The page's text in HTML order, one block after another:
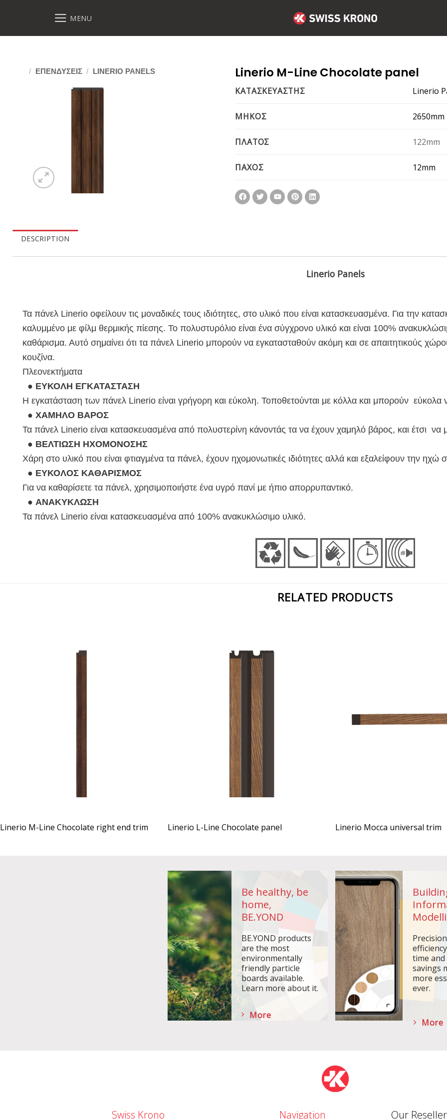
MENU
/ ΕΠΕΝΔΥΣΕΙΣ / LINERIO PANELS Linerio M-Line Chocolate panel
ΚΑΤΑΣΚΕΥΑΣΤΗΣ Linerio
ΜΗΚΟΣ 2650mm
ΠΛΑΤΟΣ 122mm
ΠΑΧΟΣ 12mm
DESCRIPTION
Linerio Panels
Τα πάνελ Linerio οφείλουν τις μοναδικές τους ιδιότητες, στο υλικό που είναι κατασκευασμένα. Για την
καλυμμένο με φίλμ θερμικής πίεσης. Το πολυστυρόλιο είναι ένα σύγχρονο υλικό και είναι 100%
καθάρισμα. Αυτό σημαίνει ότι τα πάνελ Linerio μπορούν να εγκατασταθούν ακόμη και σε απαιτητικούς
κουζίνα.
Πλεονεκτήματα
● ΕΥΚΟΛΗ ΕΓΚΑΤΑΣΤΑΣΗ
Η εγκατάσταση των πάνελ Linerio είναι γρήγορη και εύκολη. Τοποθετούνται με κόλλα και μπορούν
● ΧΑΜΗΛΟ ΒΑΡΟΣ
Τα πάνελ Linerio είναι κατασκευασμένα από πολυστερίνη κάνοντάς τα να έχουν χαμηλό βάρος, και έτσι να
● ΒΕΛΤΙΩΣΗ ΗΧΟΜΟΝΟΣΗΣ
Χάρη στο υλικό που είναι φτιαγμένα τα πάνελ, έχουν ηχομονωτικές ιδιότητες αλλά και εξαλείφουν την
● ΕΥΚΟΛΟΣ ΚΑΘΑΡΙΣΜΟΣ
Για να καθαρίσετε τα πάνελ, χρησιμοποιήστε ένα υγρό πανί με ήπιο απορρυπαντικό.
● ΑΝΑΚΥΚΛΩΣΗ
Τα πάνελ Linerio είναι κατασκευασμένα από 100% ανακυκλώσιμο υλικό.
RELATED PRODUCTS
Linerio M-Line Chocolate right end trim Linerio L-Line Chocolate panel Linerio Mocca universal trim
Be healthy, be
home,
BE.YOND
BE.YOND products
are the most
environmentally
friendly particle
boards available.
Learn more about it.
More
time and
savings
more
ever.
More
Swiss Krono Navigation Our